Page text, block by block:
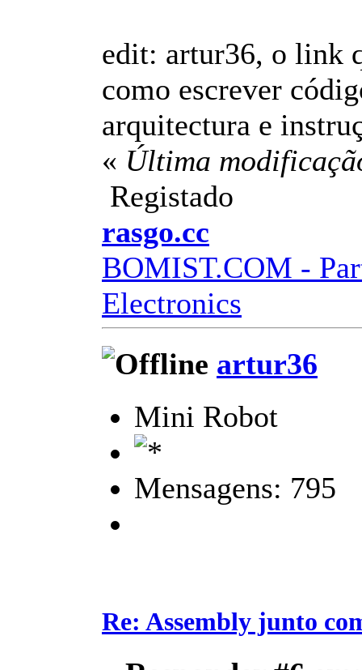
edit: artur36, o link
como escrever
arquitectura e
« Última
Registado
rasgo.cc
BOMIST.COM -
Electronics
artur36
Mini Robot
Mensagens: 795
Re: Assembly junto